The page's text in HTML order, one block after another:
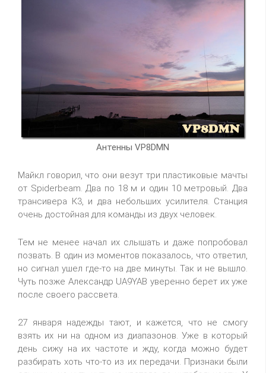
Антенны VP8DMN
Майкл говорил, что они везут три пластиковые мачты
от Spiderbeam. Два по 18 м и один 10 метровый. Два
трансивера К3, и два небольших усилителя. Станция
очень достойная для команды из двух человек.
Тем не менее начал их слышать и даже попробовал
позвать. В один из моментов показалось, что ответил,
но сигнал ушел где-то на две минуты. Так и не вышло.
Чуть позже Александр UA9YAB уверенно берет их уже
после своего рассвета.
27 января надежды тают, и кажется, что не смогу
взять их ни на одном из диапазонов. Уже в который
день сижу на их частоте и жду, когда можно будет
разбирать хоть что-то из их передачи. Признаки были